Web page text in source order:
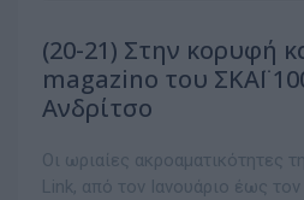
(20-21) Στην κορυφή
magazino του ΣΚΑΪ
Ανδρίτσο
Οι ωριαίες ακροαματικότητες
Link, από τον Ιανουάριο έως